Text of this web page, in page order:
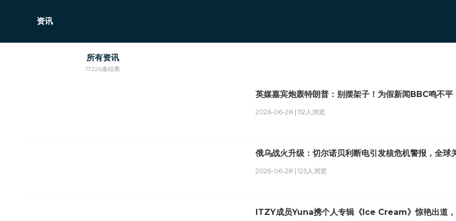
资讯
所有资讯
17226条结果
2026-06-28 | 112人浏览
英媒嘉宾炮轰特朗普：别摆架子！为假新闻BBC鸣不平
2026-06-28 | 125人浏览
俄乌战火升级：切尔诺贝利断电引发核危机警报，全球
ITZY成员Yuna携个人专辑《Ice Cream》惊艳出道，